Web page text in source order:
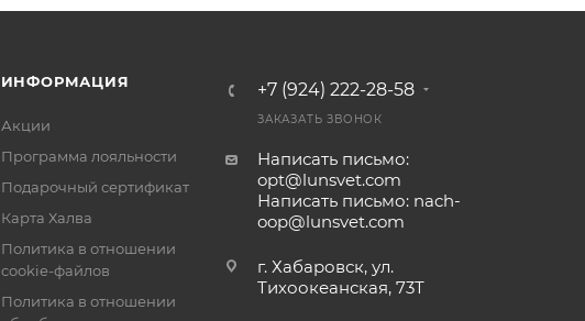
ИНФОРМАЦИЯ
Акции
Программа лояльности
Подарочный сертификат
Карта Халва
Политика в отношении
cookie-файлов
Политика в отношении
+7 (924) 222-28-58
ЗАКАЗАТЬ ЗВОНОК
Написать письмо:
opt@lunsvet.com
Написать письмо: nach-
oop@lunsvet.com
г. Хабаровск, ул.
Тихоокеанская, 73Т